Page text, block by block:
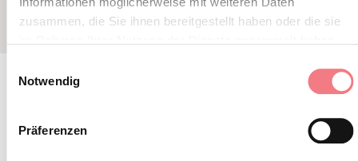
zusammen, die Sie ihnen bereitgestellt haben oder die sie
Notwendig
Präferenzen
BLEIBEN SIE IN